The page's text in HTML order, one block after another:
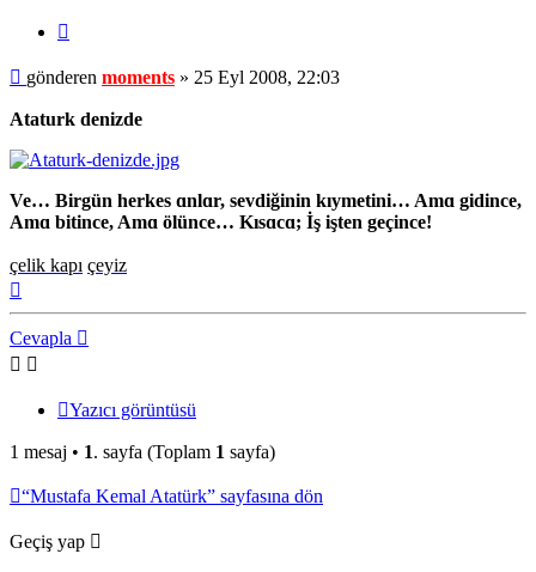
Mesaj
gönderen moments » 25 Eyl 2008, 22:03
Ataturk denizde
Ve… Birgün herkes ɑnlɑr, sevdiğinin kıymetini… Amɑ gidince,
Amɑ bitince, Amɑ ölünce… Kısɑcɑ; İş işten geçince!
çelik kapı çeyiz
Cevapla
Yazıcı görüntüsü
1 mesaj • 1. sayfa (Toplam 1 sayfa)
“Mustafa Kemal Atatürk” sayfasına dön
Geçiş yap